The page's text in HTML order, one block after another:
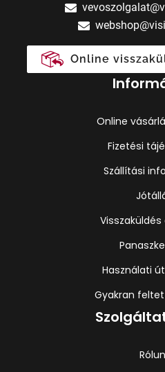
Online
Online
Fizetési
Szállítási
Visszaküldés
Használati
Gyakran